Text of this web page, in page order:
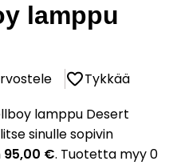
lamppu
Tykkää
lamppu Desert
sinulle sopivin
95,00 €. Tuotetta myy 0